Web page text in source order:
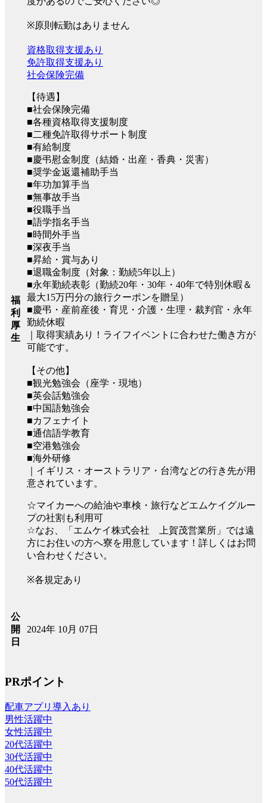
※原則転勤はありません
福
利
厚
生
資格取得支援あり
免許取得支援あり
社会保険完備
【待遇】
■社会保険完備
■各種資格取得支援制度
■二種免許取得サポート制度
■有給制度
■慶弔慰金制度（結婚・出産・香典・災害）
■奨学金返還補助手当
■年功加算手当
■無事故手当
■役職手当
■語学指名手当
■時間外手当
■深夜手当
■昇給・賞与あり
■退職金制度（対象：勤続5年以上）
■永年勤続表彰（勤続20年・30年・40年で特別休暇＆
最大15万円分の旅行クーポンを贈呈）
■慶弔・産前産後・育児・介護・生理・裁判官・永年
勤続休暇
｜取得実績あり！ライフイベントに合わせた働き方が
可能です。
【その他】
■観光勉強会（座学・現地）
■英会話勉強会
■中国語勉強会
■カフェナイト
■通信語学教育
■空港勉強会
■海外研修
｜イギリス・オーストラリア・台湾などの行き先が用
意されています。
☆マイカーへの給油や車検・旅行などエムケイグルー
プの社割も利用可
☆なお、「エムケイ株式会社 上賀茂営業所」では遠
方にお住いの方へ寮を用意しています！詳しくはお問
い合わせください。
※各規定あり
公
開
日
2024年 10月 07日
PRポイント
配車アプリ導入あり
男性活躍中
女性活躍中
20代活躍中
30代活躍中
40代活躍中
50代活躍中